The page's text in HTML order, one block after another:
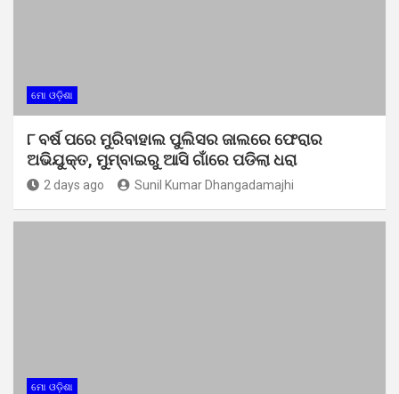
ମୋ ଓଡ଼ିଶା
୮ ବର୍ଷ ପରେ ମୁରିବାହାଲ ପୁଲିସର ଜାଲରେ ଫେରାର
ଅଭିଯୁକ୍ତ, ମୁମ୍ବାଇରୁ ଆସି ଗାଁରେ ପଡିଲା ଧରା
2 days ago Sunil Kumar Dhangadamajhi
ମୋ ଓଡ଼ିଶା